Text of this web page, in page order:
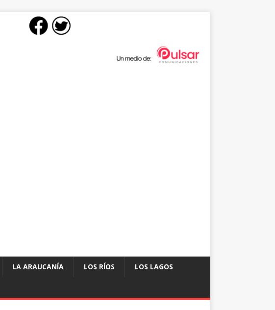
LA ARAUCANÍA LOS RÍOS LOS LAGOS